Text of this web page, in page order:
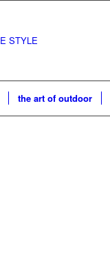
the art of outdoor